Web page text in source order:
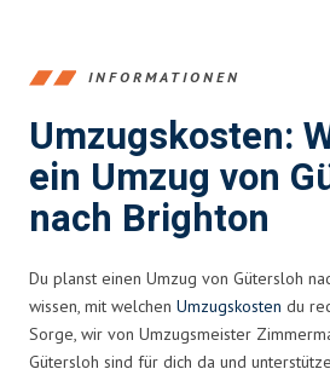
INFORMATIONEN
Umzugskosten:
ein Umzug von
nach Brighton
Du planst einen Umzug von Gütersloh
wissen, mit welchen Umzugskosten du
Sorge, wir von Umzugsmeister
Gütersloh sind für dich da und